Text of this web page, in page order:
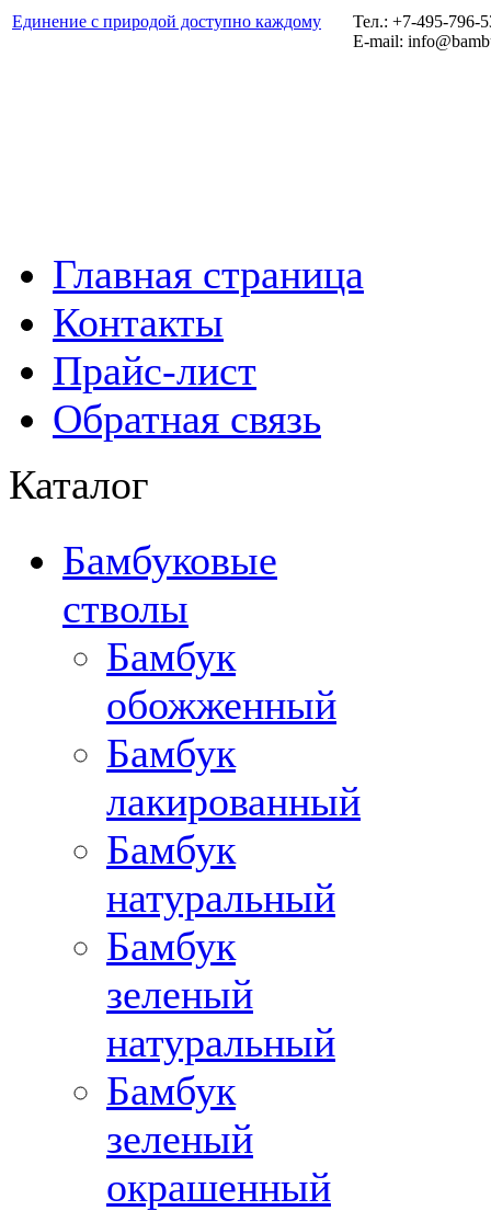
Единение с природой доступно каждому
Тел.: +7-495-796-
E-mail:
Главная страница
Контакты
Прайс-лист
Обратная связь
Каталог
Бамбуковые
стволы
Бамбук
обожженный
Бамбук
лакированный
Бамбук
натуральный
Бамбук
зеленый
натуральный
Бамбук
зеленый
окрашенный